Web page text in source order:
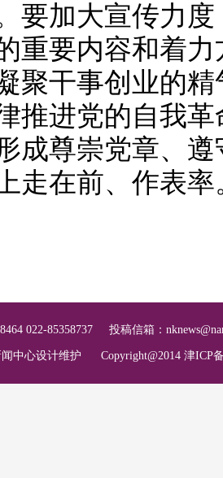
要加大宣传力
重要内容和着
聚干事创业的
推进党的自我
成尊崇党章、
走在前、作表率
022-85358737 投稿信箱：
中心设计维护 Copyright@2014 津ICP